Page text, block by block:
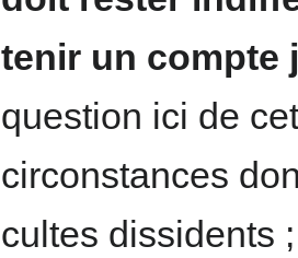
tenir un compte
question ici de
circonstances
cultes dissidents